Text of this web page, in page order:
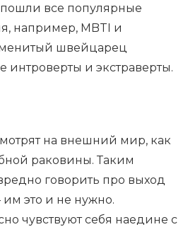
все популярные
например, MBTI и
швейцарец
интроверты и экстраверты.
на внешний мир, как
раковины. Таким
говорить про выход
это и не нужно.
чувствуют себя наедине с